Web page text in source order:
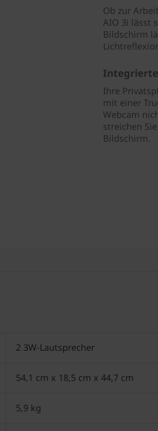
Ob zur
AIO 3i lässt
Bildschirm
Ihre
mit einer
Webcam
streichen
Bildschirm.
2 3W-Lautsprecher
54,1 cm x 18,5 cm x 44,7 cm
5,9 kg